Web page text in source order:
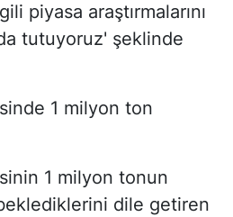
piyasa araştırmalarını
tutuyoruz' şeklinde
1 milyon ton
1 milyon tonun
dile getiren